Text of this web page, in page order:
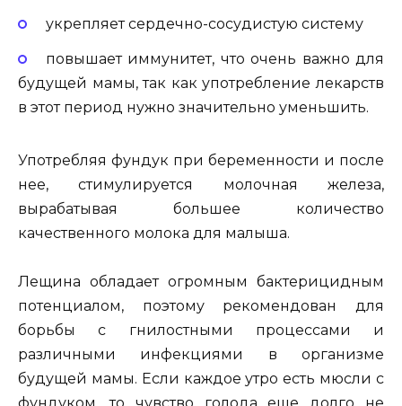
укрепляет сердечно-сосудистую систему
повышает иммунитет, что очень важно для
будущей мамы, так как употребление лекарств
в этот период нужно значительно уменьшить.
Употребляя фундук при беременности и после
нее, стимулируется молочная железа,
вырабатывая большее количество
качественного молока для малыша.
Лещина обладает огромным бактерицидным
потенциалом, поэтому рекомендован для
борьбы с гнилостными процессами и
различными инфекциями в организме
будущей мамы. Если каждое утро есть мюсли с